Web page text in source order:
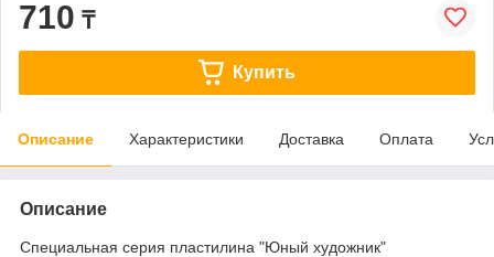
710 ₸
Купить
Описание Характеристики Доставка Оплата
Описание
Специальная серия пластилина "Юный художник"